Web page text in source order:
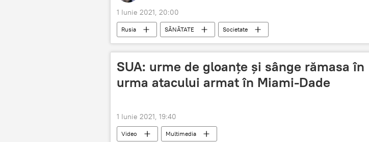
1 Iunie 2021, 20:00
Rusia SĂNĂTATE Societate
SUA: urme de gloanțe și sânge rămasa în
urma atacului armat în Miami-Dade
1 Iunie 2021, 19:40
Video Multimedia